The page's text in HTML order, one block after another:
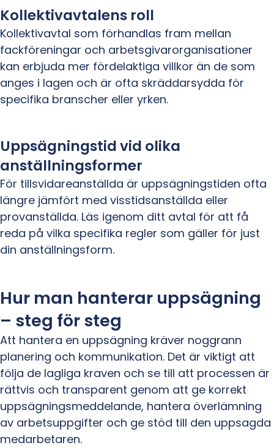
Kollektivavtalens roll
Kollektivavtal som förhandlas fram mellan
fackföreningar och arbetsgivarorganisationer
kan erbjuda mer fördelaktiga villkor än de som
anges i lagen och är ofta skräddarsydda för
specifika branscher eller yrken.
Uppsägningstid vid olika
anställningsformer
För tillsvidareanställda är uppsägningstiden ofta
längre jämfört med visstidsanställda eller
provanställda. Läs igenom ditt avtal för att få
reda på vilka specifika regler som gäller för just
din anställningsform.
Hur man hanterar uppsägning
– steg för steg
Att hantera en uppsägning kräver noggrann
planering och kommunikation. Det är viktigt att
följa de lagliga kraven och se till att processen är
rättvis och transparent genom att ge korrekt
uppsägningsmeddelande, hantera överlämning
av arbetsuppgifter och ge stöd till den uppsagda
medarbetaren.